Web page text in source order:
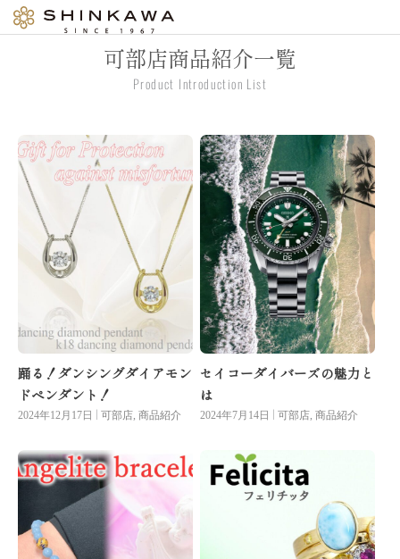
容
可部店商品紹介一覧
Product Introduction List
踊る！ダンシングダイアモン
ドペンダント！
2024年12月17日 | 可部店 商品紹介
セイコーダイバーズの魅力と
は
2024年7月14日 | 可部店, 商品紹介